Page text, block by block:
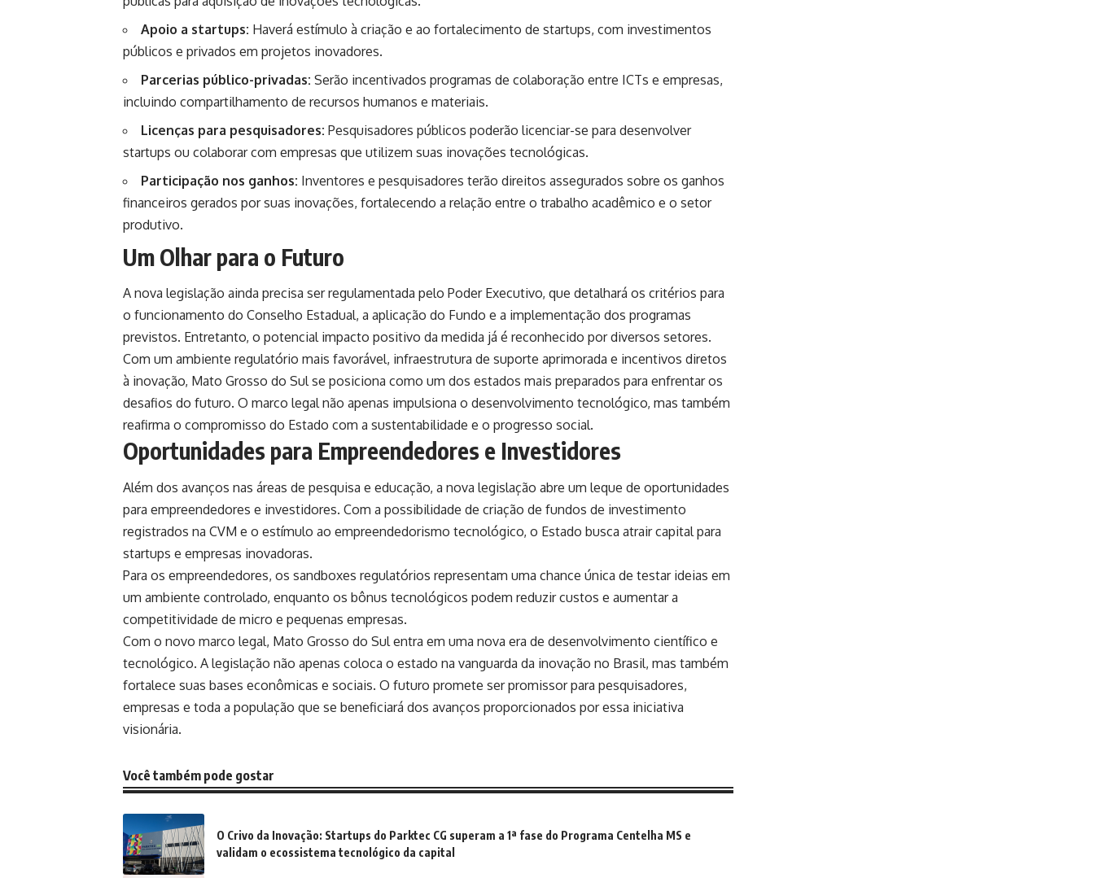
Apoio a startups: Haverá estímulo à criação e ao fortalecimento de startups, com investimentos
públicos e privados em projetos inovadores.
Parcerias público-privadas: Serão incentivados programas de colaboração entre ICTs e empresas,
incluindo compartilhamento de recursos humanos e materiais.
Licenças para pesquisadores: Pesquisadores públicos poderão licenciar-se para desenvolver
startups ou colaborar com empresas que utilizem suas inovações tecnológicas.
Participação nos ganhos: Inventores e pesquisadores terão direitos assegurados sobre os ganhos
financeiros gerados por suas inovações, fortalecendo a relação entre o trabalho acadêmico e o setor
produtivo.
Um Olhar para o Futuro
A nova legislação ainda precisa ser regulamentada pelo Poder Executivo, que detalhará os critérios para
o funcionamento do Conselho Estadual, a aplicação do Fundo e a implementação dos programas
previstos. Entretanto, o potencial impacto positivo da medida já é reconhecido por diversos setores.
Com um ambiente regulatório mais favorável, infraestrutura de suporte aprimorada e incentivos diretos
à inovação, Mato Grosso do Sul se posiciona como um dos estados mais preparados para enfrentar os
desafios do futuro. O marco legal não apenas impulsiona o desenvolvimento tecnológico, mas também
reafirma o compromisso do Estado com a sustentabilidade e o progresso social.
Oportunidades para Empreendedores e Investidores
Além dos avanços nas áreas de pesquisa e educação, a nova legislação abre um leque de oportunidades
para empreendedores e investidores. Com a possibilidade de criação de fundos de investimento
registrados na CVM e o estímulo ao empreendedorismo tecnológico, o Estado busca atrair capital para
startups e empresas inovadoras.
Para os empreendedores, os sandboxes regulatórios representam uma chance única de testar ideias em
um ambiente controlado, enquanto os bônus tecnológicos podem reduzir custos e aumentar a
competitividade de micro e pequenas empresas.
Com o novo marco legal, Mato Grosso do Sul entra em uma nova era de desenvolvimento científico e
tecnológico. A legislação não apenas coloca o estado na vanguarda da inovação no Brasil, mas também
fortalece suas bases econômicas e sociais. O futuro promete ser promissor para pesquisadores,
empresas e toda a população que se beneficiará dos avanços proporcionados por essa iniciativa
visionária.
Você também pode gostar
O Crivo da Inovação: Startups do Parktec CG superam a 1ª fase do Programa Centelha MS e
validam o ecossistema tecnológico da capital